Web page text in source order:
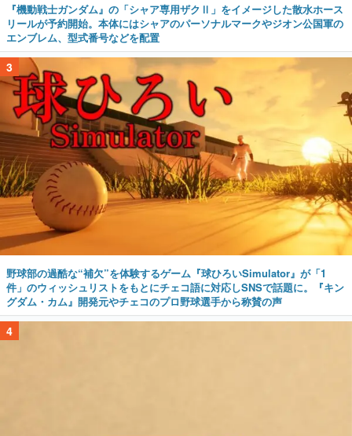
『機動戦士ガンダム』の「シャア専用ザクⅡ」をイメージした散水ホース
リールが予約開始。本体にはシャアのパーソナルマークやジオン公国軍の
エンブレム、型式番号などを配置
3
野球部の過酷な“補欠”を体験するゲーム『球ひろいSimulator』が「1
件」のウィッシュリストをもとにチェコ語に対応しSNSで話題に。『キン
グダム・カム』開発元やチェコのプロ野球選手から称賛の声
4